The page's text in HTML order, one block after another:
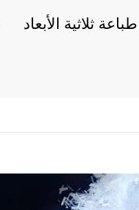
طباعة ثلاثية الأبعاد